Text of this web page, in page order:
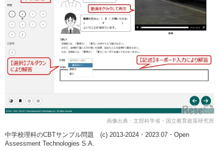
画像出典：文部科学省・国立教育政策研究所
中学校理科のCBTサンプル問題 (c) 2013-2024・2023.07・Open
Assessment Technologies S.A.